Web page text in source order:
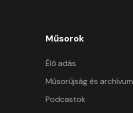
Műsorok
Élő adás
Műsorújság és archívum
Podcastok